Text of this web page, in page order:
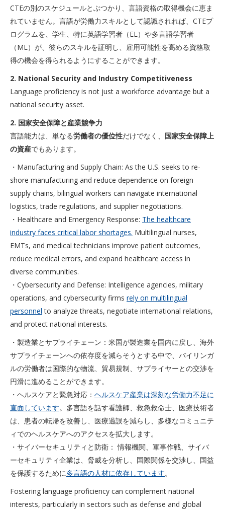
CTEの別のスケジュールとぶつかり、言語資格の取得機会に恵ま
れていません。言語が労働力スキルとして認識されれば、CTEプ
ログラムを、学生、特に英語学習者（EL）や多言語学習者
（ML）が、彼らのスキルを証明し、雇用可能性を高める資格取
得の機会を得られるようにすることができます。
2. National Security and Industry Competitiveness
Language proficiency is not just a workforce advantage but a
national security asset.
2. 国家安全保障と産業競争力
言語能力は、単なる労働者の優位性だけでなく、 国家安全保障上
の資産でもあります。
・Manufacturing and Supply Chain: As the U.S. seeks to re-
shore manufacturing and reduce dependence on foreign
supply chains, bilingual workers can navigate international
logistics, trade regulations, and supplier negotiations.
・Healthcare and Emergency Response: The healthcare
industry faces critical labor shortages. Multilingual nurses,
EMTs, and medical technicians improve patient outcomes,
reduce medical errors, and expand healthcare access in
diverse communities.
・Cybersecurity and Defense: Intelligence agencies, military
operations, and cybersecurity firms rely on multilingual
personnel to analyze threats, negotiate international relations,
and protect national interests.
・製造業とサプライチェーン：米国が製造業を国内に戻し、海外
サプライチェーンへの依存度を減らそうとする中で、バイリンガ
ルの労働者は国際的な物流、貿易規制、サプライヤーとの交渉を
円滑に進めることができます。
・ヘルスケアと緊急対応： ヘルスケア産業は深刻な労働力不足に
直面しています。多言語を話す看護師、救急救命士、医療技術者
は、患者の転帰を改善し、医療過誤を減らし、多様なコミュニテ
ィでのヘルスケアへのアクセスを拡大します。
・サイバーセキュリティと防衛： 情報機関、軍事作戦、サイバ
ーセキュリティ企業は、脅威を分析し、国際関係を交渉し、国益
を保護するために多言語の人材に依存しています。
Fostering language proficiency can complement national
interests, particularly in sectors such as defense and global